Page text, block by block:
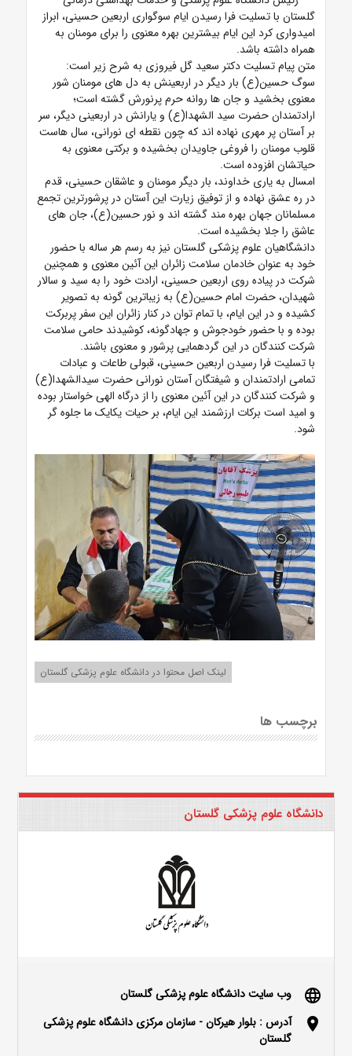
گلستان با تسلیت فرا رسیدن ایام سوگواری اربعین حسینی، ابراز
امیدواری کرد این ایام بیشترین بهره معنوی را برای مومنان به
همراه داشته باشد.
متن پیام تسلیت دکتر سعید گل فیروزی به شرح زیر است:
سوگ حسین(ع) بار دیگر در اربعینش به دل های مومنان شور
معنوی بخشید و جان ها روانه حرم پرنورش گشته است؛
ارادتمندان حضرت سید الشهدا(ع) و یارانش در اربعینی دیگر، سر
بر آستان پر مهری نهاده اند که چون نقطه ای نورانی، سال هاست
قلوب مومنان را فروغی جاویدان بخشیده و برکتی معنوی به
حیاتشان افزوده است.
امسال به یاری خداوند، بار دیگر مومنان و عاشقان حسینی، قدم
در ره عشق نهاده و از توفیق زیارت این آستان در پرشورترین تجمع
مسلمانان جهان بهره مند گشته اند و نور حسین(ع)، جان های
عاشق را جلا بخشیده است.
دانشگاهیان علوم پزشکی گلستان نیز به رسم هر ساله با حضور
خود به عنوان خادمان سلامت زائران این آئین معنوی و همچنین
شرکت در پیاده روی اربعین حسینی، ارادت خود را به سید و سالار
شهیدان، حضرت امام حسین(ع) به زیباترین گونه به تصویر
کشیده و در این ایام، با تمام توان در کنار زائران این سفر پربرکت
بوده و با حضور خودجوش و جهادگونه، کوشیدند حامی سلامت
شرکت کنندگان در این گردهمایی پرشور و معنوی باشند.
با تسلیت فرا رسیدن اربعین حسینی، قبولی طاعات و عبادات
تمامی ارادتمندان و شیفتگان آستان نورانی حضرت سیدالشهدا(ع)
و شرکت کنندگان در این آئین معنوی را از درگاه الهی خواستار بوده
و امید است برکات ارزشمند این ایام، بر حیات یکایک ما جلوه گر
شود.
لینک اصل محتوا در دانشگاه علوم پزشکی گلستان
برچسب ها
دانشگاه علوم پزشکی گلستان
language وب سایت دانشگاه علوم پزشکی گلستان
location_on
آدرس : بلوار هیرکان - سازمان مرکزی دانشگاه علوم پزشکی
گلستان